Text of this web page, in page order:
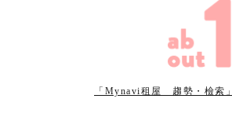
「Mynavi租屋 趨勢・檢索